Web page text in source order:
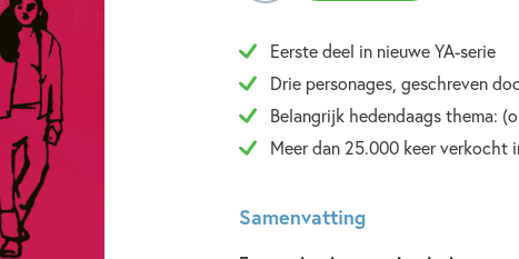
Eerste deel in nieuwe YA-serie
Drie personages, geschreven
Belangrijk hedendaags thema:
Meer dan 25.000 keer verkocht
Samenvatting